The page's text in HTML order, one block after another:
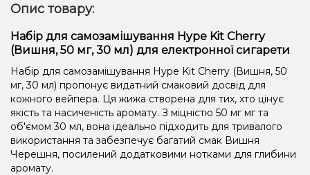
Опис товару:
Набір для самозамішування Hype Kit Cherry
(Вишня, 50 мг, 30 мл) для електронної сигарети
Набір для самозамішування Hype Kit Cherry (Вишня, 50
мг, 30 мл) пропонує видатний смаковий досвід для
кожного вейпера. Ця жижа створена для тих, хто цінує
якість та насиченість аромату. З міцністю 50 мг мг та
об'ємом 30 мл, вона ідеально підходить для тривалого
використання та забезпечує багатий смак Вишня
Черешня, посилений додатковими нотками для глибини
аромату.